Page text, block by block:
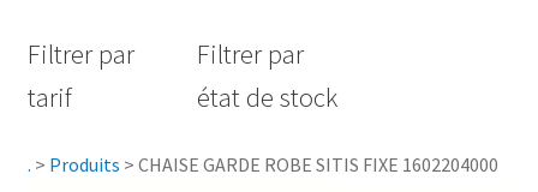
Hygiène
Filtrer par
tarif
Filtrer par
état de stock
. > Produits > CHAISE GARDE ROBE SITIS FIXE 1602204000